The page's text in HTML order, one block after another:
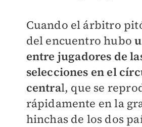
Cuando el árbitro
del encuentro hubo
entre jugadores de
selecciones en el
central, que se
rápidamente en la
hinchas de los dos